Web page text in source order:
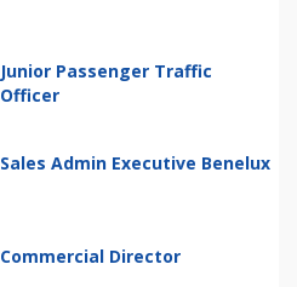
Junior Passenger Traffic
Officer
Sales Admin Executive Benelux
Commercial Director